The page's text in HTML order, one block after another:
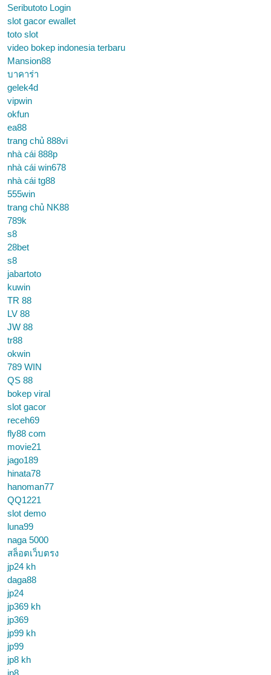
Seributoto Login
slot gacor ewallet
toto slot
video bokep indonesia terbaru
Mansion88
บาคาร่า
gelek4d
vipwin
okfun
ea88
trang chủ 888vi
nhà cái 888p
nhà cái win678
nhà cái tg88
555win
trang chủ NK88
789k
s8
28bet
s8
jabartoto
kuwin
TR 88
LV 88
JW 88
tr88
okwin
789 WIN
QS 88
bokep viral
slot gacor
receh69
fly88 com
movie21
jago189
hinata78
hanoman77
QQ1221
slot demo
luna99
naga 5000
สล็อตเว็บตรง
jp24 kh
daga88
jp24
jp369 kh
jp369
jp99 kh
jp99
jp8 kh
jp8